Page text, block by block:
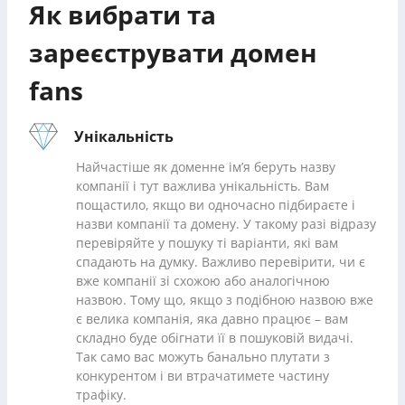
Як вибрати та
зареєструвати домен
fans
Унікальність
Найчастіше як доменне ім’я беруть назву
компанії і тут важлива унікальність. Вам
пощастило, якщо ви одночасно підбираєте і
назви компанії та домену. У такому разі відразу
перевіряйте у пошуку ті варіанти, які вам
спадають на думку. Важливо перевірити, чи є
вже компанії зі схожою або аналогічною
назвою. Тому що, якщо з подібною назвою вже
є велика компанія, яка давно працює – вам
складно буде обігнати її в пошуковій видачі.
Так само вас можуть банально плутати з
конкурентом і ви втрачатимете частину
трафіку.